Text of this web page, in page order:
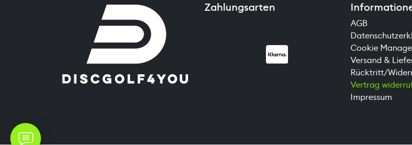
Zahlungsarten
AGB
Cookie
Versand &
Rücktritt/
Vertrag
Impressum